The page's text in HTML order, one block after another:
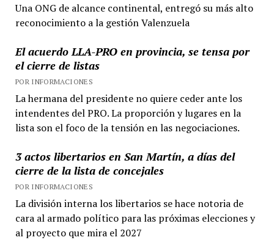
Una ONG de alcance continental, entregó su más alto
reconocimiento a la gestión Valenzuela
El acuerdo LLA-PRO en provincia, se tensa por
el cierre de listas
POR INFORMACIONES
La hermana del presidente no quiere ceder ante los
intendentes del PRO. La proporción y lugares en la
lista son el foco de la tensión en las negociaciones.
3 actos libertarios en San Martín, a días del
cierre de la lista de concejales
POR INFORMACIONES
La división interna los libertarios se hace notoria de
cara al armado político para las próximas elecciones y
al proyecto que mira el 2027